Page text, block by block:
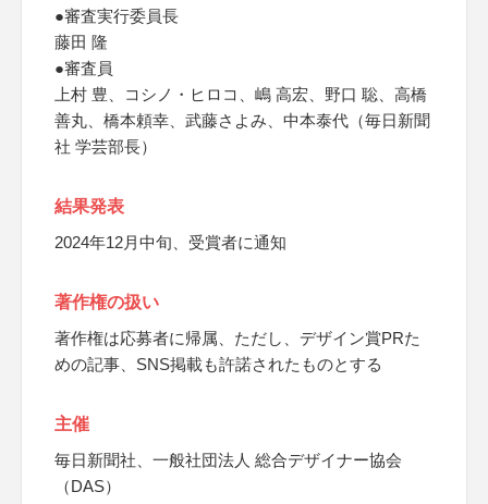
●審査実行委員長
藤田 隆
●審査員
上村 豊、コシノ・ヒロコ、嶋 高宏、野口 聡、高橋
善丸、橋本頼幸、武藤さよみ、中本泰代（毎日新聞
社 学芸部長）
結果発表
2024年12月中旬、受賞者に通知
著作権の扱い
著作権は応募者に帰属、ただし、デザイン賞PRた
めの記事、SNS掲載も許諾されたものとする
主催
毎日新聞社、一般社団法人 総合デザイナー協会
（DAS）